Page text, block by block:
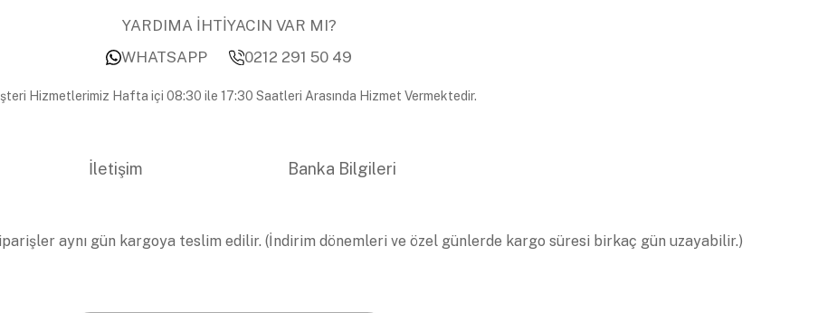
YARDIMA İHTİYACIN VAR MI?
WHATSAPP
0212 291 50 49
Hizmetlerimiz Hafta içi 08:30 ile 17:30 Saatleri Arasında Hizmet Vermektedir.
İletişim Banka Bilgileri
aynı gün kargoya teslim edilir. (İndirim dönemleri ve özel günlerde kargo süresi birkaç gün uzayabilir.)